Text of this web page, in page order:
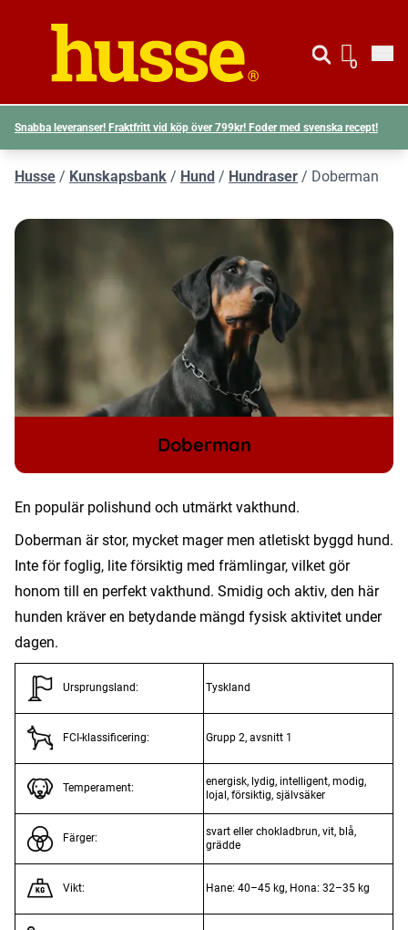
Husse logotyp
Gå till
Visa
0
Snabba leveranser! Fraktfritt vid köp över 799kr! Foder med svenska recept!
Husse / Kunskapsbank / Hund / Hundraser / Doberman
Doberman
En populär polishund och utmärkt vakthund.
Doberman är stor, mycket mager men atletiskt byggd hund.
Inte för foglig, lite försiktig med främlingar, vilket gör
honom till en perfekt vakthund. Smidig och aktiv, den här
hunden kräver en betydande mängd fysisk aktivitet under
dagen.
Ursprungsland: Tyskland
FCI-klassificering: Grupp 2, avsnitt 1
Temperament:
energisk, lydig, intelligent, modig,
lojal, försiktig, självsäker
Färger:
svart eller chokladbrun, vit, blå,
grädde
Vikt: Hane: 40–45 kg, Hona: 32–35 kg